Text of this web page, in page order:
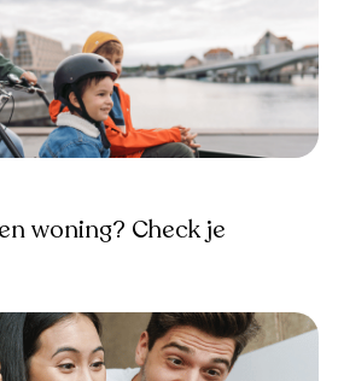
woning? Check je